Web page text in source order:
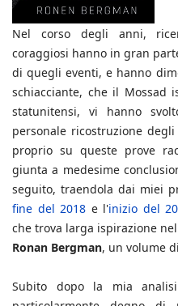
Nel corso degli anni,
coraggiosi hanno in gran
di quegli eventi, e hanno
schiacciante, che il Mossad
statunitensi, vi hanno
personale ricostruzione
proprio su queste prove
giunta a medesime
seguito, traendola dai miei
fine del 2018 e l'inizio del
che trova larga ispirazione
Ronan Bergman, un volume
Subito dopo la mia